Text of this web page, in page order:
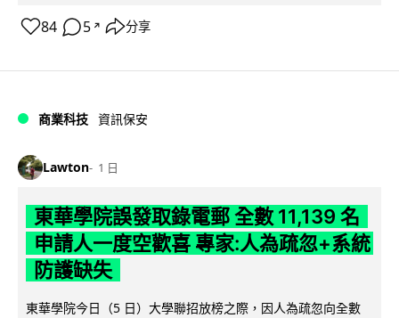
84 5 ↗ 分享
商業科技 資訊保安
Lawton 1 日
東華學院誤發取錄電郵 全數 11,139 名
申請人一度空歡喜 專家:人為疏忽+系統
防護缺失
東華學院今日（5 日）大學聯招放榜之際，因人為疏忽向全數